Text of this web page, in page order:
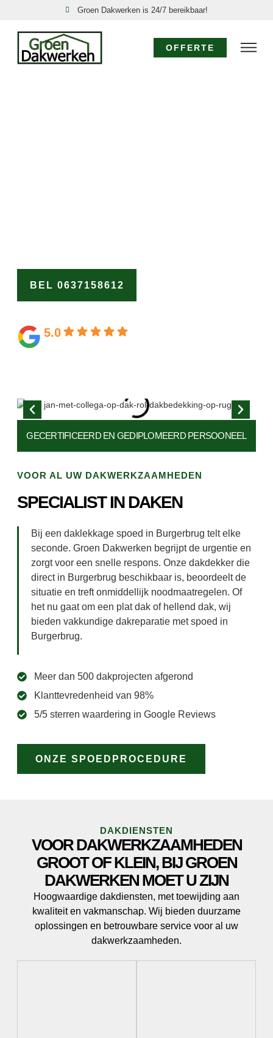
Groen Dakwerken is 24/7 bereikbaar!
OFFERTE
BEL 0637158612
5.0
GECERTIFICEERD EN GEDIPLOMEERD PERSOONEEL
VOOR AL UW DAKWERKZAAMHEDEN
SPECIALIST IN DAKEN
Bij een daklekkage spoed in Burgerbrug telt elke
seconde. Groen Dakwerken begrijpt de urgentie en
zorgt voor een snelle respons. Onze dakdekker die
direct in Burgerbrug beschikbaar is, beoordeelt de
situatie en treft onmiddellijk noodmaatregelen. Of
het nu gaat om een plat dak of hellend dak, wij
bieden vakkundige dakreparatie met spoed in
Burgerbrug.
Meer dan 500 dakprojecten afgerond
Klanttevredenheid van 98%
5/5 sterren waardering in Google Reviews
ONZE SPOEDPROCEDURE
DAKDIENSTEN
VOOR DAKWERKZAAMHEDEN
GROOT OF KLEIN, BIJ GROEN
DAKWERKEN MOET U ZIJN
Hoogwaardige dakdiensten, met toewijding aan
kwaliteit en vakmanschap. Wij bieden duurzame
oplossingen en betrouwbare service voor al uw
dakwerkzaamheden.